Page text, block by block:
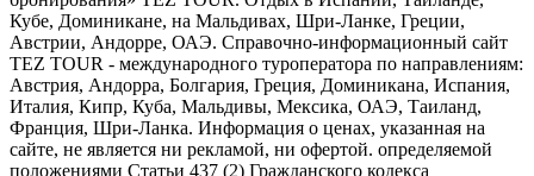
Кубе, Доминикане, на Мальдивах, Шри-Ланке, Греции,
Австрии, Андорре, ОАЭ. Справочно-информационный сайт
TEZ TOUR - международного туроператора по направлениям:
Австрия, Андорра, Болгария, Греция, Доминикана, Испания,
Италия, Кипр, Куба, Мальдивы, Мексика, ОАЭ, Таиланд,
Франция, Шри-Ланка. Информация о ценах, указанная на
сайте, не является ни рекламой, ни офертой. определяемой
положениями Статьи 437 (2) Гражданского кодекса